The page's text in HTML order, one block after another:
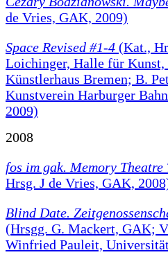
de Vries, GAK, 2009)
Space Revised #1-4 (Kat.,
Loichinger, Halle für Kunst,
Künstlerhaus Bremen; B.
Kunstverein Harburger
2009)
2008
fos im gak. Memory Theatre
Hrsg. J de Vries, GAK,
Blind Date.
(Hrsgg. G. Mackert, GAK;
Winfried Pauleit,